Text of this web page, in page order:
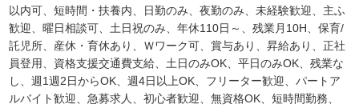
以内可、短時間・扶養内、日勤のみ、夜勤のみ、未経験歓迎、主ふ
歓迎、曜日相談可、土日祝のみ、年休110日～、残業月10H、保育/
託児所、産休・育休あり、Ｗワーク可、賞与あり、昇給あり、正社
員登用、資格支援交通費支給、土日のみOK、平日のみOK、残業な
し、週1週2日からOK、週4日以上OK、フリーター歓迎、パートア
ルバイト歓迎、急募求人、初心者歓迎、無資格OK、短時間勤務、